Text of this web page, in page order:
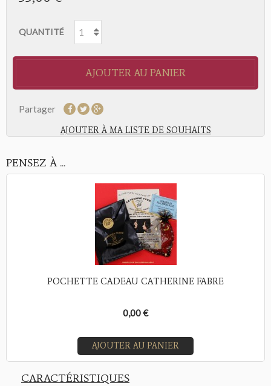
QUANTITÉ
AJOUTER AU PANIER
Partager
AJOUTER À MA LISTE DE SOUHAITS
PENSEZ À ...
POCHETTE CADEAU CATHERINE FABRE
0,00 €
AJOUTER AU PANIER
CARACTÉRISTIQUES